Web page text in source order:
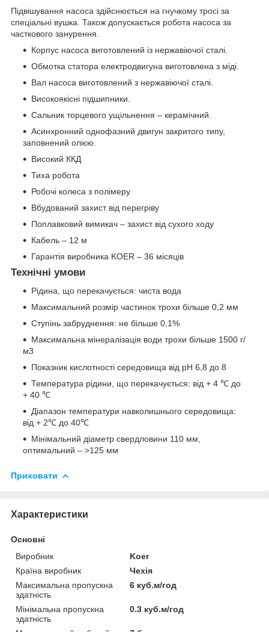
Підвішування насоса здійснюється на гнучкому тросі за
спеціальні вушка. Також допускається робота насоса за
часткового занурення.
Корпус насоса виготовлений із нержавіючої сталі.
Обмотка статора електродвигуна виготовлена ​​з міді.
Вал насоса виготовлений з нержавіючої сталі.
Високоякісні підшипники.
Сальник торцевого ущільнення – керамічний.
Асинхронний однофазний двигун закритого типу,
заповнений олією.
Високий ККД
Тиха робота
Робочі колеса з полімеру
Вбудований захист від перегріву
Поплавковий вимикач – захист від сухого ходу
Кабель – 12 м
Гарантія виробника KOER – 36 місяців
Технічні умови
Рідина, що перекачується: чиста вода
Максимальний розмір частинок трохи більше 0,2 мм
Ступінь забруднення: не більше 0,1%
Максимальна мінералізація води трохи більше 1500 г/
м3
Показник кислотності середовища від pH 6,8 до 8
Температура рідини, що перекачується: від + 4 ℃ до
+ 40 ℃
Діапазон температури навколишнього середовища:
від + 2℃ до 40℃
Мінімальний діаметр свердловини 110 мм,
оптимальний – >125 мм
Приховати
Характеристики
Основні
Виробник
Koer
Країна виробник
Чехія
Максимальна пропускна
здатність
6 куб.м/год
Мінімальна пропускна
здатність
0.3 куб.м/год